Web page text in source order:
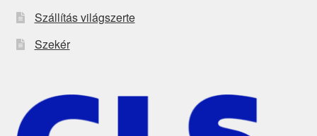
Szállítás világszerte
Szekér